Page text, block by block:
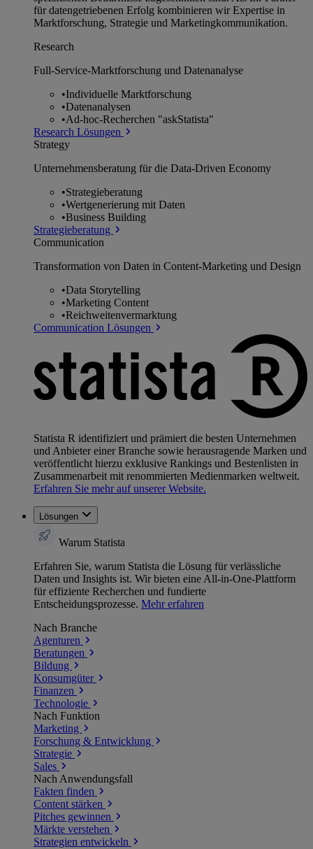
für datengetriebenen Erfolg kombinieren wir Expertise in
Marktforschung, Strategie und Marketingkommunikation.
Research
Full-Service-Marktforschung und Datenanalyse
•Individuelle Marktforschung
•Datenanalysen
•Ad-hoc-Recherchen "askStatista"
Research Lösungen
Strategy
Unternehmens­beratung für die Data-Driven Economy
•Strategieberatung
•Wertgenerierung mit Daten
•Business Building
Strategieberatung
Communication
Transformation von Daten in Content-Marketing und Design
•Data Storytelling
•Marketing Content
•Reichweitenvermarktung
Communication Lösungen
Statista R identifiziert und prämiert die besten Unternehmen
und Anbieter einer Branche sowie herausragende Marken und
veröffentlicht hierzu exklusive Rankings und Bestenlisten in
Zusammenarbeit mit renommierten Medienmarken weltweit.
Erfahren Sie mehr auf unserer Website.
Lösungen
Warum Statista
Erfahren Sie, warum Statista die Lösung für verlässliche
Daten und Insights ist. Wir bieten eine All-in-One-Plattform
für effiziente Recherchen und fundierte
Entscheidungsprozesse. Mehr erfahren
Nach Branche
Agenturen
Beratungen
Bildung
Konsumgüter
Finanzen
Technologie
Nach Funktion
Marketing
Forschung & Entwicklung
Strategie
Sales
Nach Anwendungsfall
Fakten finden
Content stärken
Pitches gewinnen
Märkte verstehen
Strategien entwickeln